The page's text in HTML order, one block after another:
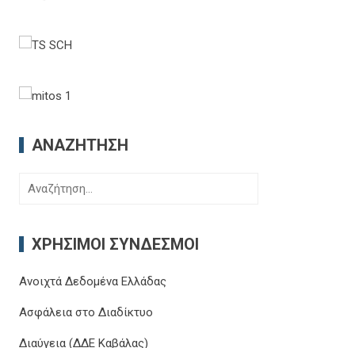
ΑΝΑΖΉΤΗΣΗ
Αναζήτηση
ΧΡΉΣΙΜΟΙ ΣΎΝΔΕΣΜΟΙ
Ανοιχτά Δεδομένα Ελλάδας
Ασφάλεια στο Διαδίκτυο
Διαύγεια (ΔΔΕ Καβάλας)